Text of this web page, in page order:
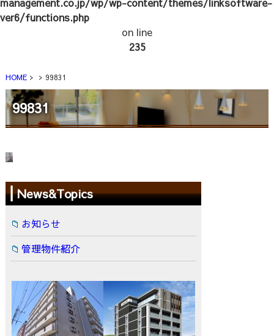
ver6/functions.php
on line
235
HOME 99831
99831
News&Topics
お知らせ
管理物件紹介